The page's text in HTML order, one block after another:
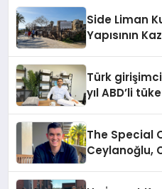
Side Liman
Yapısının
Türk
yıl ABD’li
The Special
Ceylanoğlu,